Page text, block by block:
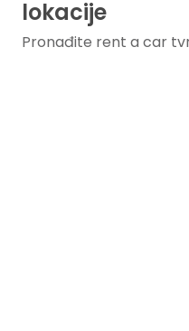
lokacije
Pronađite rent a car